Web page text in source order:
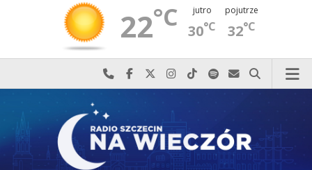
22°C jutro
30°C
pojutrze
32°C
Najlepiej po prostu do nas zadzwoń
Odwiedź nas na Facebook-u
Odwiedź nas na X
Odwiedź nas na Instagram-ie
Odwiedź nas na TikTok-u
Szukaj nas na Spotify
Wyślij do nas
Szukaj